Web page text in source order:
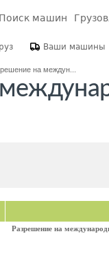
Поиск машин
Ваши машины
на междун...
Разрешение на